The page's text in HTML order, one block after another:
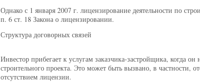
Однако с 1 января 2007 г. лицензирование деятельности по
п. 6 ст. 18 Закона о лицензировании.
Структура договорных связей
Инвестор прибегает к услугам заказчика-застройщика, когда
строительного проекта. Это может быть вызвано, в частности,
отсутствием лицензии.